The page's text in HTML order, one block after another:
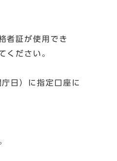
者証が使用でき
ください。
日）に指定口座に